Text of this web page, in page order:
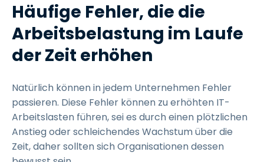
Häufige Fehler, die die
Arbeitsbelastung im Laufe
der Zeit erhöhen
Natürlich können in jedem Unternehmen Fehler
passieren. Diese Fehler können zu erhöhten IT-
Arbeitslasten führen, sei es durch einen plötzlichen
Anstieg oder schleichendes Wachstum über die
Zeit, daher sollten sich Organisationen dessen